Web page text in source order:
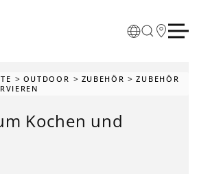
OUTDOOR ZUBEHÖR
ZUBEHÖR
Kochen und